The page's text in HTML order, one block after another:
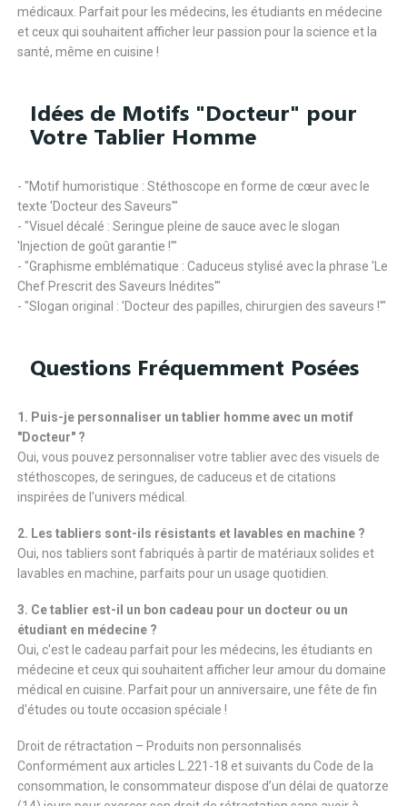
médicaux. Parfait pour les médecins, les étudiants en médecine
et ceux qui souhaitent afficher leur passion pour la science et la
santé, même en cuisine !
Idées de Motifs "Docteur" pour
Votre Tablier Homme
- "Motif humoristique : Stéthoscope en forme de cœur avec le
texte 'Docteur des Saveurs'"
- "Visuel décalé : Seringue pleine de sauce avec le slogan
'Injection de goût garantie !'"
- "Graphisme emblématique : Caduceus stylisé avec la phrase 'Le
Chef Prescrit des Saveurs Inédites'"
- "Slogan original : 'Docteur des papilles, chirurgien des saveurs !'"
Questions Fréquemment Posées
1. Puis-je personnaliser un tablier homme avec un motif
"Docteur" ?
Oui, vous pouvez personnaliser votre tablier avec des visuels de
stéthoscopes, de seringues, de caduceus et de citations
inspirées de l'univers médical.
2. Les tabliers sont-ils résistants et lavables en machine ?
Oui, nos tabliers sont fabriqués à partir de matériaux solides et
lavables en machine, parfaits pour un usage quotidien.
3. Ce tablier est-il un bon cadeau pour un docteur ou un
étudiant en médecine ?
Oui, c'est le cadeau parfait pour les médecins, les étudiants en
médecine et ceux qui souhaitent afficher leur amour du domaine
médical en cuisine. Parfait pour un anniversaire, une fête de fin
d'études ou toute occasion spéciale !
Droit de rétractation – Produits non personnalisés
Conformément aux articles L.221-18 et suivants du Code de la
consommation, le consommateur dispose d’un délai de quatorze